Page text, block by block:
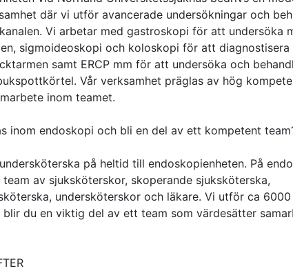
där vi utför avancerade undersökningar och
Vi arbetar med gastroskopi för att undersöka
sigmoideoskopi och koloskopi för att diagnostisera
samt ERCP mm för att undersöka och
Vår verksamhet präglas av hög
inom teamet.
inom endoskopi och bli en del av ett kompetent
på heltid till endoskopienheten. På
av sjuksköterskor, skoperande sjuksköterska,
undersköterskor och läkare. Vi utför ca
blir du en viktig del av ett team som värdesätter